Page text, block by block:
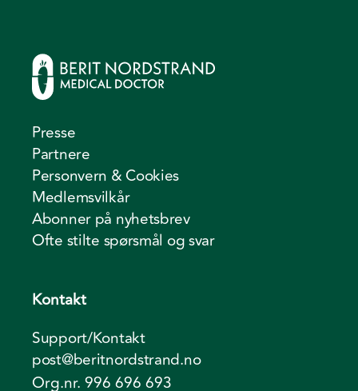
Presse
Partnere
Personvern & Cookies
Medlemsvilkår
Abonner på nyhetsbrev
Ofte stilte spørsmål og svar
Kontakt
Support/Kontakt
post@beritnordstrand.no
Org.nr. 996 696 693